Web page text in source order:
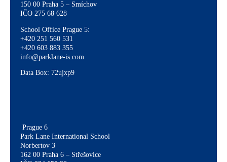
150 00 Praha 5 – Smíchov
IČO 275 68 628
School Office Prague 5:
+420 251 560 531
+420 603 883 355
info@parklane-is.com
Data Box: 72ujxp9
Prague 6
Park Lane International School
Norbertov 3
162 00 Praha 6 – Střešovice